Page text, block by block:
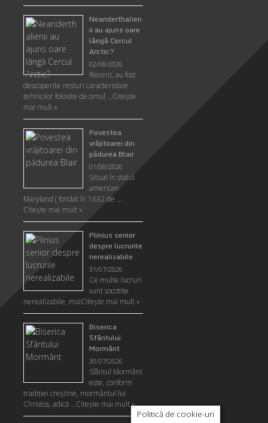
Neanderthalien
ii au ajuns oare
lângă Cercul
Arctic?
02/08/2026
Recent, au fost
descoperite resturi caracteristice
tehnicilor folosite de omul …Citeşte
mai mult »
Povestea
vrăjitoarei din
pădurea Blair
01/08/2026
Situat în statul
american
Maryland ( fondat în 1632 de …
Citeşte mai mult »
Plinius senior
despre lucrurile
nerealizabile
31/07/2026
Ce multe lucruri
sunt socotite
nerealizabile, maiCiteşte mai mult »
Biserica
Sfântului
Mormânt
30/07/2026
Sfântul Mormânt
este, conform
tradiţiei creştine, mormântul lui
Christos, adică …Citeşte mai mult »
Politică de cookie-uri